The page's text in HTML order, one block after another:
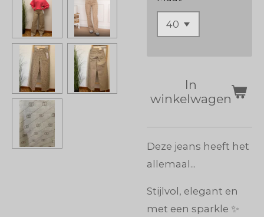
In
winkelwagen
Deze jeans heeft het
allemaal...
Stijlvol, elegant en
met een sparkle ✨